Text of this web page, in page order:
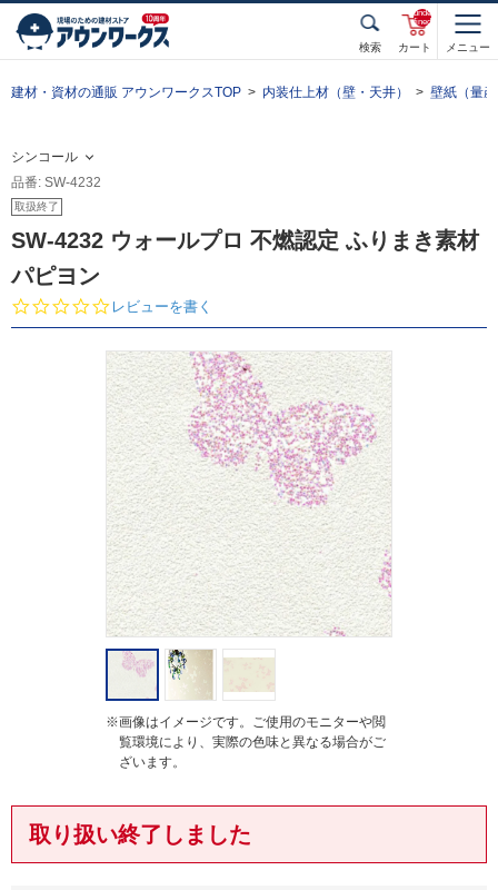
検索 カート
unde
fined
メニュー
建材・資材の通販 アウンワークスTOP 内装仕上材（壁・天井） 壁紙（量
シンコール
品番: SW-4232
取扱終了
SW-4232 ウォールプロ 不燃認定 ふりまき素材
パピヨン
0.
0
t
a
r
r
t
i
n
g
レビューを書く
※画像はイメージです。ご使用のモニターや閲
覧環境により、実際の色味と異なる場合がご
ざいます。
取り扱い終了しました